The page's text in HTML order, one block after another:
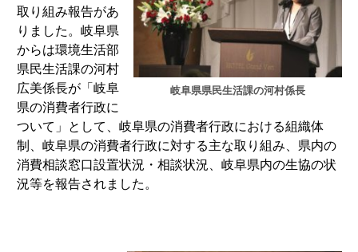
岐阜県県民生活課の河村係長
取り組み報告があ
りました。岐阜県
からは環境生活部
県民生活課の河村
広美係長が「岐阜
県の消費者行政に
ついて」として、岐阜県の消費者行政における組織体
制、岐阜県の消費者行政に対する主な取り組み、県内の
消費相談窓口設置状況・相談状況、岐阜県内の生協の状
況等を報告されました。